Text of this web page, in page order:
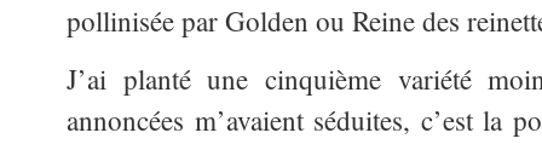
pollinisée par Golden ou Reine des
J’ai planté une cinquième variété
annoncées m’avaient séduites, c’est la